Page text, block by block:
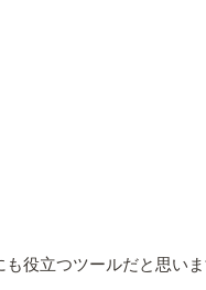
役立つツールだと思いま